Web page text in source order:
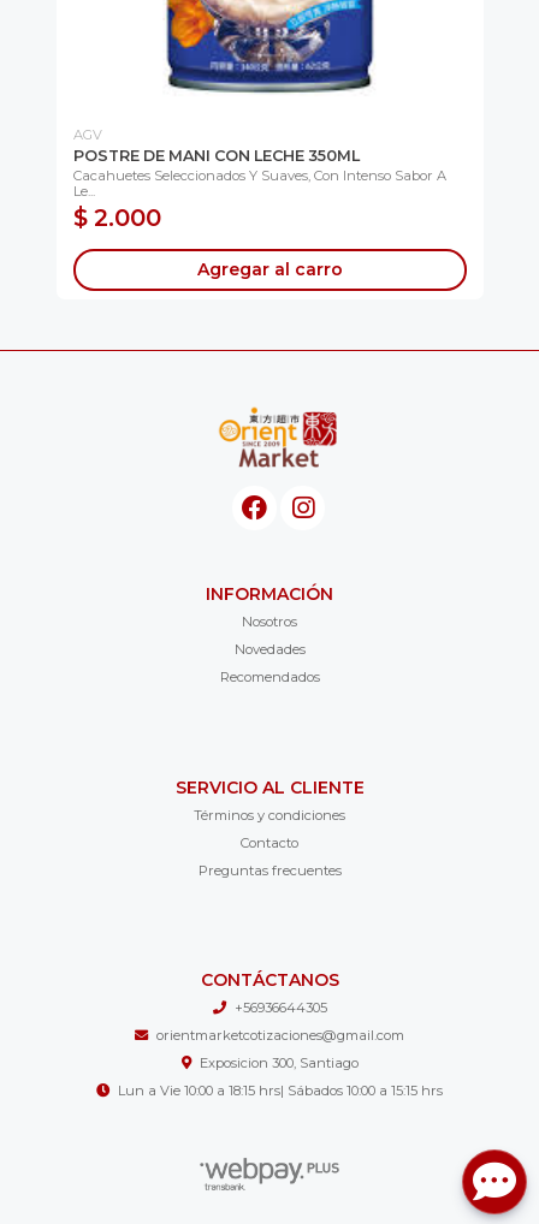
AGV
POSTRE DE MANI CON LECHE 350ML
Cacahuetes Seleccionados Y Suaves, Con Intenso Sabor A
Le...
$ 2.000
Agregar al carro
INFORMACIÓN
Nosotros
Novedades
Recomendados
SERVICIO AL CLIENTE
Términos y condiciones
Contacto
Preguntas frecuentes
CONTÁCTANOS
+56936644305
orientmarketcotizaciones@gmail.com
Exposicion 300, Santiago
Lun a Vie 10:00 a 18:15 hrs| Sábados 10:00 a 15:15 hrs